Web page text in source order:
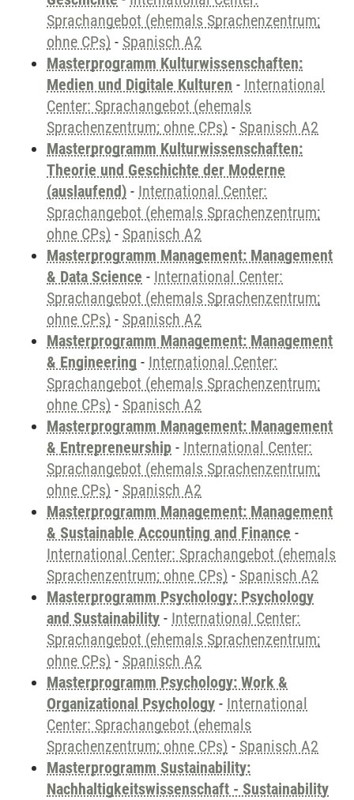
Sprachangebot (ehemals Sprachenzentrum;
ohne CPs) - Spanisch A2
Masterprogramm Kulturwissenschaften:
Medien und Digitale Kulturen - International
Center: Sprachangebot (ehemals
Sprachenzentrum; ohne CPs) - Spanisch A2
Masterprogramm Kulturwissenschaften:
Theorie und Geschichte der Moderne
(auslaufend) - International Center:
Sprachangebot (ehemals Sprachenzentrum;
ohne CPs) - Spanisch A2
Masterprogramm Management: Management
& Data Science - International Center:
Sprachangebot (ehemals Sprachenzentrum;
ohne CPs) - Spanisch A2
Masterprogramm Management: Management
& Engineering - International Center:
Sprachangebot (ehemals Sprachenzentrum;
ohne CPs) - Spanisch A2
Masterprogramm Management: Management
& Entrepreneurship - International Center:
Sprachangebot (ehemals Sprachenzentrum;
ohne CPs) - Spanisch A2
Masterprogramm Management: Management
& Sustainable Accounting and Finance -
International Center: Sprachangebot (ehemals
Sprachenzentrum; ohne CPs) - Spanisch A2
Masterprogramm Psychology: Psychology
and Sustainability - International Center:
Sprachangebot (ehemals Sprachenzentrum;
ohne CPs) - Spanisch A2
Masterprogramm Psychology: Work &
Organizational Psychology - International
Center: Sprachangebot (ehemals
Sprachenzentrum; ohne CPs) - Spanisch A2
Masterprogramm Sustainability:
Nachhaltigkeitswissenschaft - Sustainability